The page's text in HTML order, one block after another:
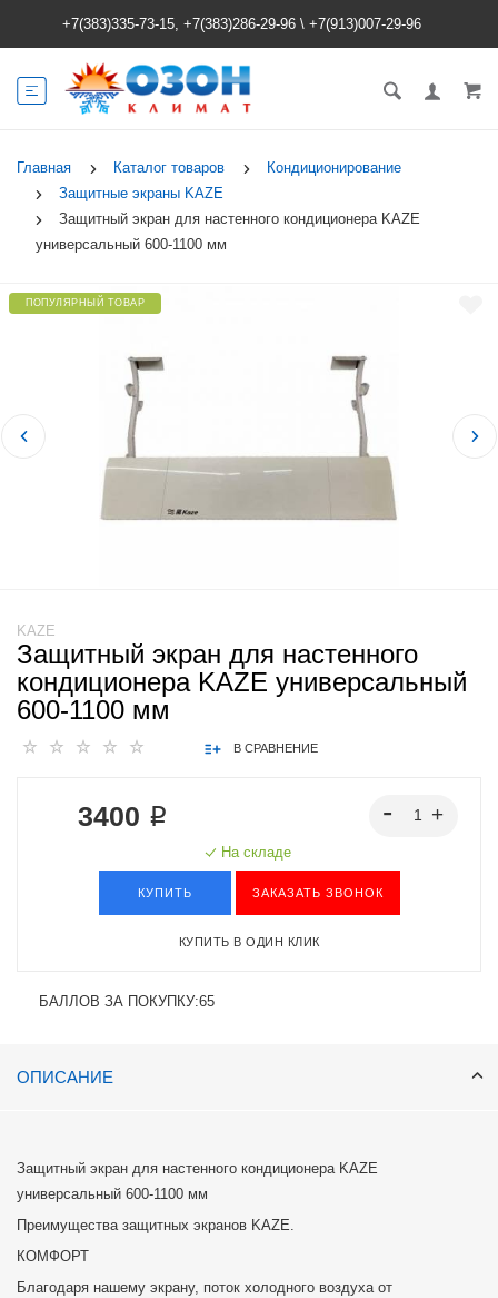
+7(383)335-73-15, +7(383)286-29-96 \ +7(913)007-29-96
Главная Каталог товаров
Кондиционирование
Защитные экраны KAZE
Защитный экран для настенного кондиционера KAZE
универсальный 600-1100 мм
ПОПУЛЯРНЫЙ ТОВАР
KAZE
Защитный экран для настенного
кондиционера KAZE универсальный
600-1100 мм
В СРАВНЕНИЕ
3400 ₽
На складе
КУПИТЬ ЗАКАЗАТЬ ЗВОНОК
КУПИТЬ В ОДИН КЛИК
БАЛЛОВ ЗА ПОКУПКУ:65
ОПИСАНИЕ
Защитный экран для настенного кондиционера KAZE
универсальный 600-1100 мм
Преимущества защитных экранов KAZE.
КОМФОРТ
Благодаря нашему экрану, поток холодного воздуха от